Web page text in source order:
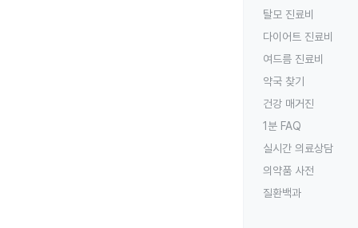
탈모 진료비
다이어트 진료비
여드름 진료비
약국 찾기
건강 매거진
1분 FAQ
실시간 의료상담
의약품 사전
질환백과